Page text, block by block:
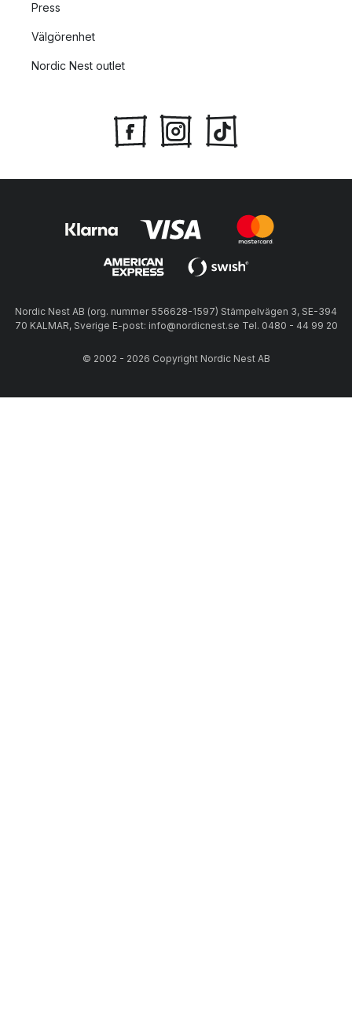
Press
Välgörenhet
Nordic Nest outlet
Nordic Nest AB (org. nummer 556628-1597) Stämpelvägen 3, SE-394
70 KALMAR, Sverige E-post: info@nordicnest.se Tel. 0480 - 44 99 20
© 2002 - 2026 Copyright Nordic Nest AB